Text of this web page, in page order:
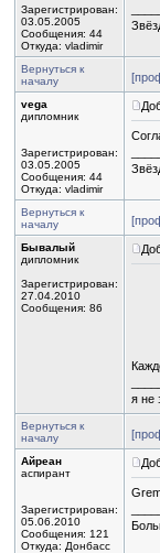
Зарегистрирован:
03.05.2005
Сообщения: 44
Откуда: vladimir
Вернуться к
началу
vega
дипломник
Зарегистрирован:
03.05.2005
Сообщения: 44
Откуда: vladimir
Вернуться к
началу
Бывалый
дипломник
Зарегистрирован:
27.04.2010
Сообщения: 86
я не
Вернуться к
началу
Айреан
аспирант
Зарегистрирован:
05.06.2010
Сообщения: 121
Откуда: Донбасс